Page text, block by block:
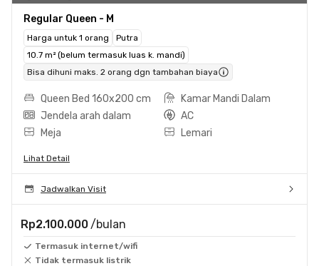
Regular Queen - M
Harga untuk 1 orang
Putra
10.7 m² (belum termasuk luas k. mandi)
Bisa dihuni maks. 2 orang dgn tambahan biaya
Queen Bed 160x200 cm
Kamar Mandi Dalam
Jendela arah dalam
AC
Meja
Lemari
Lihat Detail
Jadwalkan Visit
Rp2.100.000 /bulan
Termasuk internet/wifi
Tidak termasuk listrik